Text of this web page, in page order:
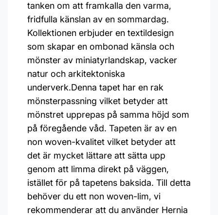
tanken om att framkalla den varma,
fridfulla känslan av en sommardag.
Kollektionen erbjuder en textildesign
som skapar en ombonad känsla och
mönster av miniatyrlandskap, vacker
natur och arkitektoniska
underverk.Denna tapet har en rak
mönsterpassning vilket betyder att
mönstret upprepas på samma höjd som
på föregående våd. Tapeten är av en
non woven-kvalitet vilket betyder att
det är mycket lättare att sätta upp
genom att limma direkt på väggen,
istället för på tapetens baksida. Till detta
behöver du ett non woven-lim, vi
rekommenderar att du använder Hernia